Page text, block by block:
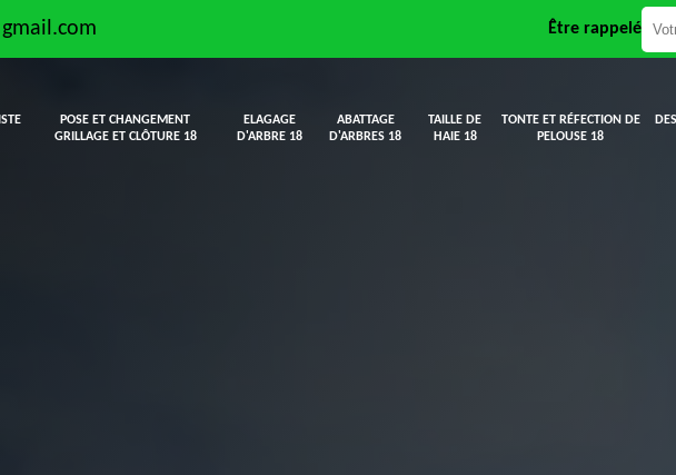
Être rappelé
POSE ET CHANGEMENT
GRILLAGE ET CLÔTURE 18
ELAGAGE
D'ARBRE 18
ABATTAGE
D'ARBRES 18
TAILLE DE
HAIE 18
TONTE ET RÉFECTION DE
PELOUSE 18